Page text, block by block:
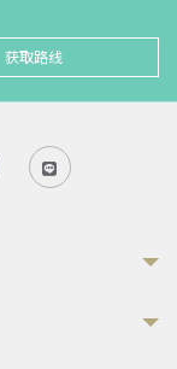
获取路线